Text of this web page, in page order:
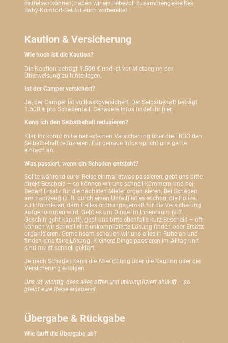
mitreisen können, haben wir ein liebevoll zusammengestelltes
Baby-Komfort-Set für euch vorbereitet.
Kaution & Versicherung
Wie hoch ist die Kaution?
Die Kaution beträgt 1.500 € und ist vor Mietbeginn per
Überweisung zu hinterlegen.
Ist der Camper versichert?
Ja, der Camper ist vollkaskoversichert. Der Selbstbehalt beträgt
1.500 € pro Schadenfall. Genauere Infos findet ihr hier.
Kann ich den Selbstbehalt reduzieren?
Klar, ihr könnt mit einer externen Versicherung über die ERGO den
Selbstbehalt reduzieren. Für genaue Infos spricht uns gerne
einfach an.
Was passiert, wenn ein Schaden entsteht?
Sollte während eurer Reise einmal etwas passieren, gebt uns bitte
direkt Bescheid – so können wir uns schnell kümmern und bei
Bedarf Ersatz für die nächsten Mieter organisieren. Bei Schäden
am Fahrzeug (z. B. durch einen Unfall) ist es wichtig, die Polizei
zu informieren, damit alles ordnungsgemäß für die Versicherung
aufgenommen wird. Geht es um Dinge im Innenraum (z.B.
Geschirr geht kaputt), gebt uns bitte ebenfalls kurz Bescheid – oft
können wir schnell eine unkomplizierte Lösung finden oder Ersatz
organisieren. Gemeinsam schauen wir uns alles in Ruhe an und
finden eine faire Lösung. Kleinere Dinge passieren im Alltag und
sind meist schnell geklärt.
Je nach Schaden kann die Abwicklung über die Kaution oder die
Versicherung erfolgen.
Uns ist wichtig, dass alles offen und unkompliziert abläuft – so
bleibt eure Reise entspannt.
Übergabe & Rückgabe
Wie läuft die Übergabe ab?